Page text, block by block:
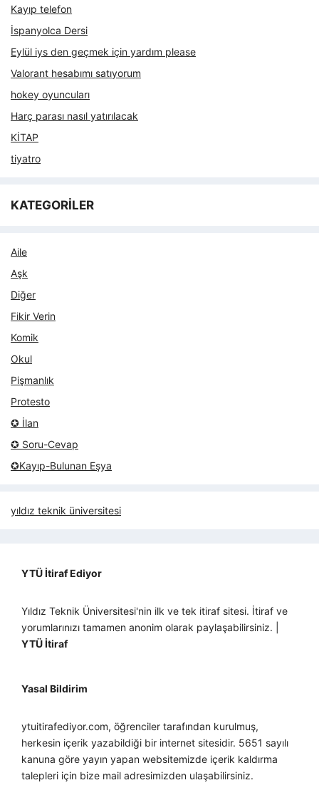
Kayıp telefon
İspanyolca Dersi
Eylül iys den geçmek için yardım please
Valorant hesabımı satıyorum
hokey oyuncuları
Harç parası nasıl yatırılacak
KİTAP
tiyatro
KATEGORİLER
Aile
Aşk
Diğer
Fikir Verin
Komik
Okul
Pişmanlık
Protesto
✪ İlan
✪ Soru-Cevap
✪Kayıp-Bulunan Eşya
yıldız teknik üniversitesi
YTÜ İtiraf Ediyor
Yıldız Teknik Üniversitesi'nin ilk ve tek itiraf sitesi. İtiraf ve
yorumlarınızı tamamen anonim olarak paylaşabilirsiniz. |
YTÜ İtiraf
Yasal Bildirim
ytuitirafediyor.com, öğrenciler tarafından kurulmuş,
herkesin içerik yazabildiği bir internet sitesidir. 5651 sayılı
kanuna göre yayın yapan websitemizde içerik kaldırma
talepleri için bize mail adresimizden ulaşabilirsiniz.